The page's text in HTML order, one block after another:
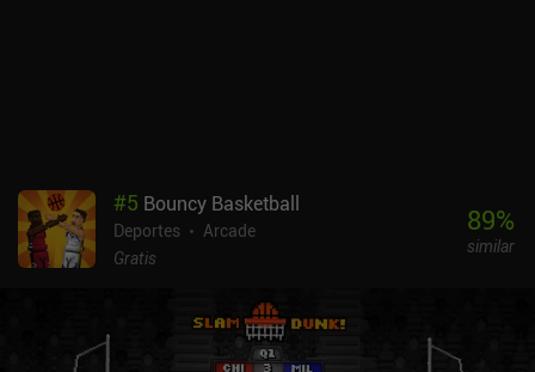
los menús es ágil y sensible. El principal inconveniente es que, en
ocasiones, puedes quedar emparejado con rivales de mayor
rango.Rocket League Sideswipe no tiene monetización por el
de vanidad, lo que lo convierte en una gran experiencia
competitiva para cualquiera que busque un juego de acción
deportiva sencillo pero frenético.
#5 Bouncy Basketball
Deportes
Arcade
Gratis
89%
similar